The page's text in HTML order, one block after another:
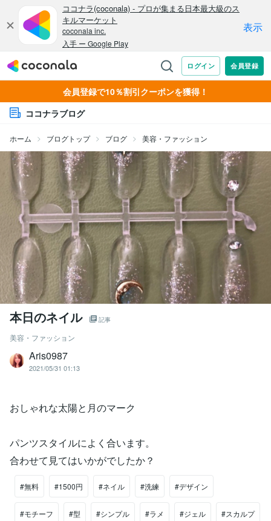
会員登録で10％割引クーポンを獲得！
ココナラブログ
ホーム ブログトップ ブログ 美容・ファッション
本日のネイル 記事
美容・ファッション
Aris0987
2021/05/31 01:13
おしゃれな太陽と月のマーク
パンツスタイルによく合います。
合わせて見てはいかがでしたか？
#無料 #1500円 #ネイル #洗練 #デザイン
#モチーフ #型 #シンプル #ラメ #ジェル #スカルプ